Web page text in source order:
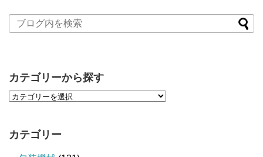
カテゴリーから探す
カテゴリー